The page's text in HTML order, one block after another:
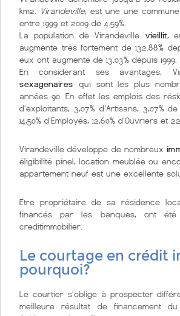
km2.
Virandeville, est une une commune
entre 1999 et 2009 de 4.59%.
La population de Virandevillevieillit,
augmente très fortement de 132.88%
eux ont augmenté de 13.03% depuis 1999.
En considérant ses avantages,
sexagenaires qui sont les plus
années 90. En effet les emplois des
d'exploitants, 3,07% d'Artisans, 3,07%
14,50% d'Employés, 12,60% d'Ouvriers et
Virandeville développe de nombreux
éligibilité pinel, location meublée ou
appartement neuf est une excellente
Etre propriétaire de sa résidence
financés par les banques, ont
creditimmobilier.
Le courtage en crédit
pourquoi?
Le courtier s'oblige à prospecter
meilleure résultat de financement